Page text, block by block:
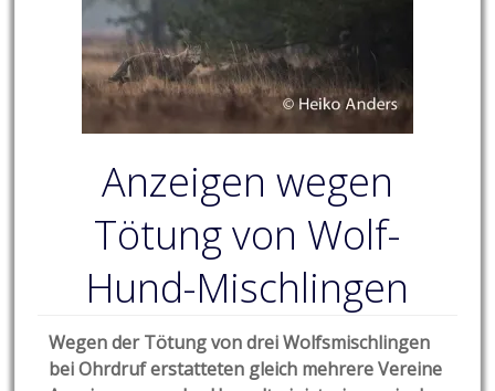
Anzeigen wegen
Tötung von Wolf-
Hund-Mischlingen
Wegen der Tötung von drei Wolfsmischlingen
bei Ohrdruf erstatteten gleich mehrere Vereine